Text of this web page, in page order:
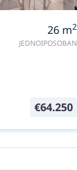
26 m2
JEDNOIPOSOBAN
€64.250